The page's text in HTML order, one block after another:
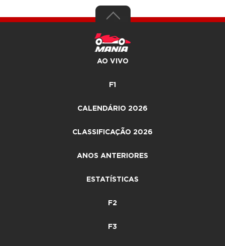
AO VIVO
F1
CALENDÁRIO 2026
CLASSIFICAÇÃO 2026
ANOS ANTERIORES
ESTATÍSTICAS
F2
F3